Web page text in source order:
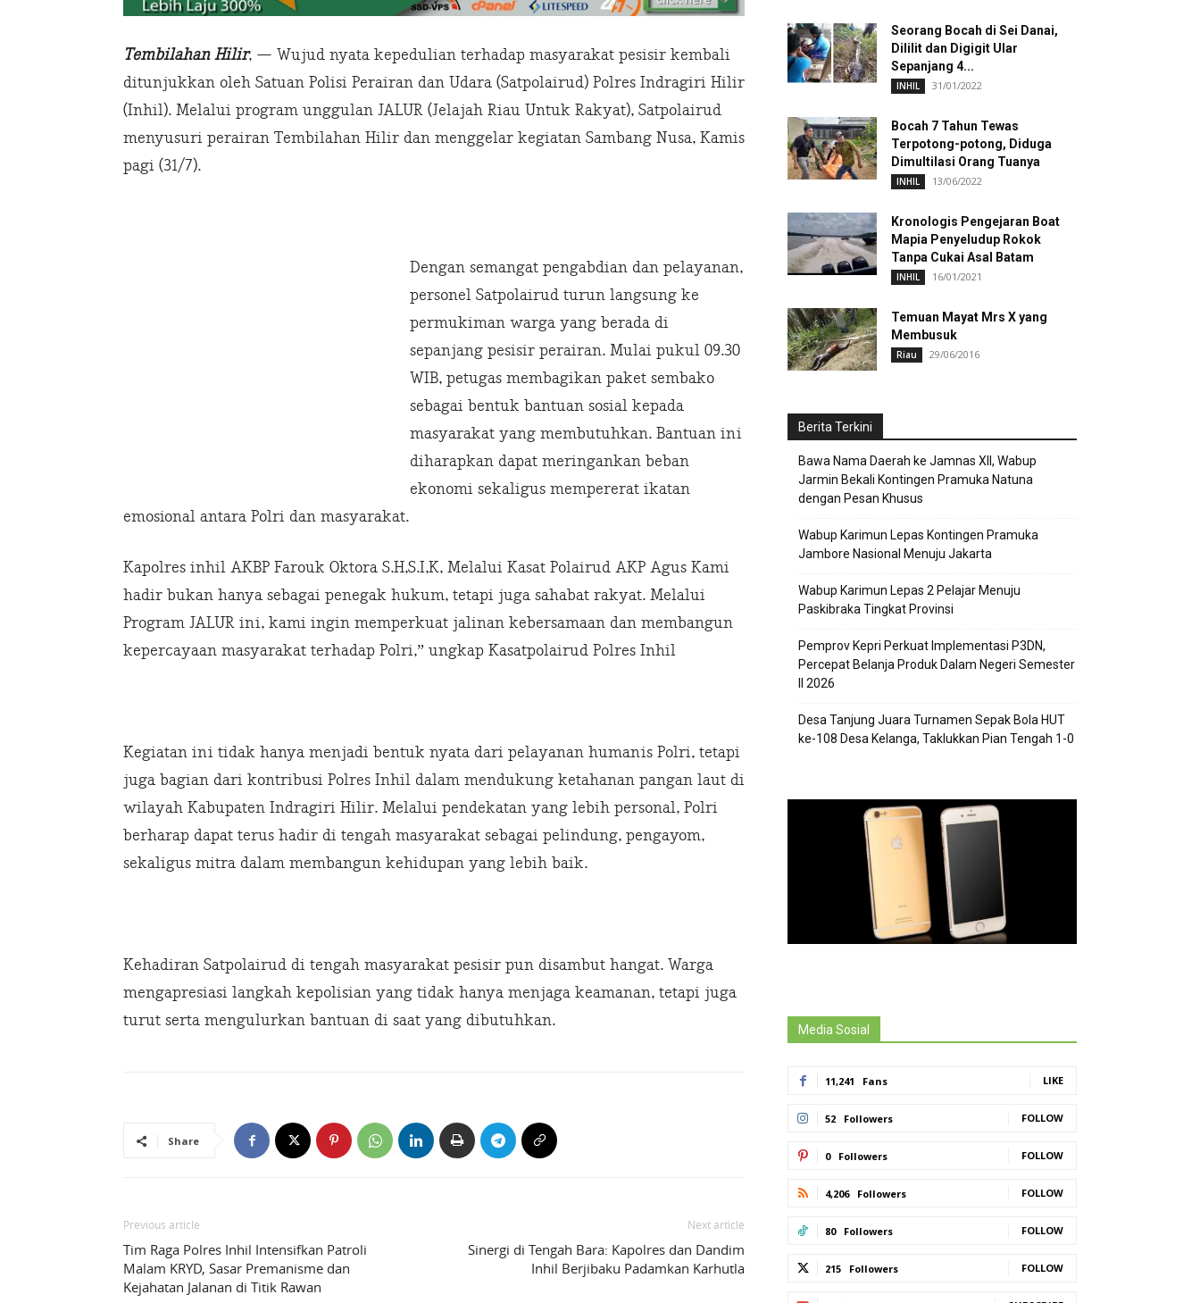
Tembilahan Hilir, — Wujud nyata kepedulian terhadap masyarakat pesisir kembali
ditunjukkan oleh Satuan Polisi Perairan dan Udara (Satpolairud) Polres Indragiri Hilir
(Inhil). Melalui program unggulan JALUR (Jelajah Riau Untuk Rakyat), Satpolairud
menyusuri perairan Tembilahan Hilir dan menggelar kegiatan Sambang Nusa, Kamis
pagi (31/7).
Dengan semangat pengabdian dan pelayanan,
personel Satpolairud turun langsung ke
permukiman warga yang berada di
sepanjang pesisir perairan. Mulai pukul 09.30
WIB, petugas membagikan paket sembako
sebagai bentuk bantuan sosial kepada
masyarakat yang membutuhkan. Bantuan ini
diharapkan dapat meringankan beban
ekonomi sekaligus mempererat ikatan
emosional antara Polri dan masyarakat.
Kapolres inhil AKBP Farouk Oktora S.H,S.I,K, Melalui Kasat Polairud AKP Agus Kami
hadir bukan hanya sebagai penegak hukum, tetapi juga sahabat rakyat. Melalui
Program JALUR ini, kami ingin memperkuat jalinan kebersamaan dan membangun
kepercayaan masyarakat terhadap Polri,” ungkap Kasatpolairud Polres Inhil
Kegiatan ini tidak hanya menjadi bentuk nyata dari pelayanan humanis Polri, tetapi
juga bagian dari kontribusi Polres Inhil dalam mendukung ketahanan pangan laut di
wilayah Kabupaten Indragiri Hilir. Melalui pendekatan yang lebih personal, Polri
berharap dapat terus hadir di tengah masyarakat sebagai pelindung, pengayom,
sekaligus mitra dalam membangun kehidupan yang lebih baik.
Kehadiran Satpolairud di tengah masyarakat pesisir pun disambut hangat. Warga
mengapresiasi langkah kepolisian yang tidak hanya menjaga keamanan, tetapi juga
turut serta mengulurkan bantuan di saat yang dibutuhkan.
Share
Previous article
Tim Raga Polres Inhil Intensifkan Patroli
Malam KRYD, Sasar Premanisme dan
Kejahatan Jalanan di Titik Rawan
Next article
Sinergi di Tengah Bara: Kapolres dan Dandim
Inhil Berjibaku Padamkan Karhutla
Seorang Bocah di Sei Danai,
Dililit dan Digigit Ular
Sepanjang 4...
INHIL 31/01/2022
Bocah 7 Tahun Tewas
Terpotong-potong, Diduga
Dimultilasi Orang Tuanya
INHIL 13/06/2022
Kronologis Pengejaran Boat
Mapia Penyeludup Rokok
Tanpa Cukai Asal Batam
INHIL 16/01/2021
Temuan Mayat Mrs X yang
Membusuk
Riau 29/06/2016
Berita Terkini
Bawa Nama Daerah ke Jamnas XII, Wabup
Jarmin Bekali Kontingen Pramuka Natuna
dengan Pesan Khusus
Wabup Karimun Lepas Kontingen Pramuka
Jambore Nasional Menuju Jakarta
Wabup Karimun Lepas 2 Pelajar Menuju
Paskibraka Tingkat Provinsi
Pemprov Kepri Perkuat Implementasi P3DN,
Percepat Belanja Produk Dalam Negeri Semester
II 2026
Desa Tanjung Juara Turnamen Sepak Bola HUT
ke-108 Desa Kelanga, Taklukkan Pian Tengah 1-0
Media Sosial
11,241 Fans LIKE
52 Followers FOLLOW
0 Followers FOLLOW
4,206 Followers FOLLOW
80 Followers FOLLOW
215 Followers FOLLOW